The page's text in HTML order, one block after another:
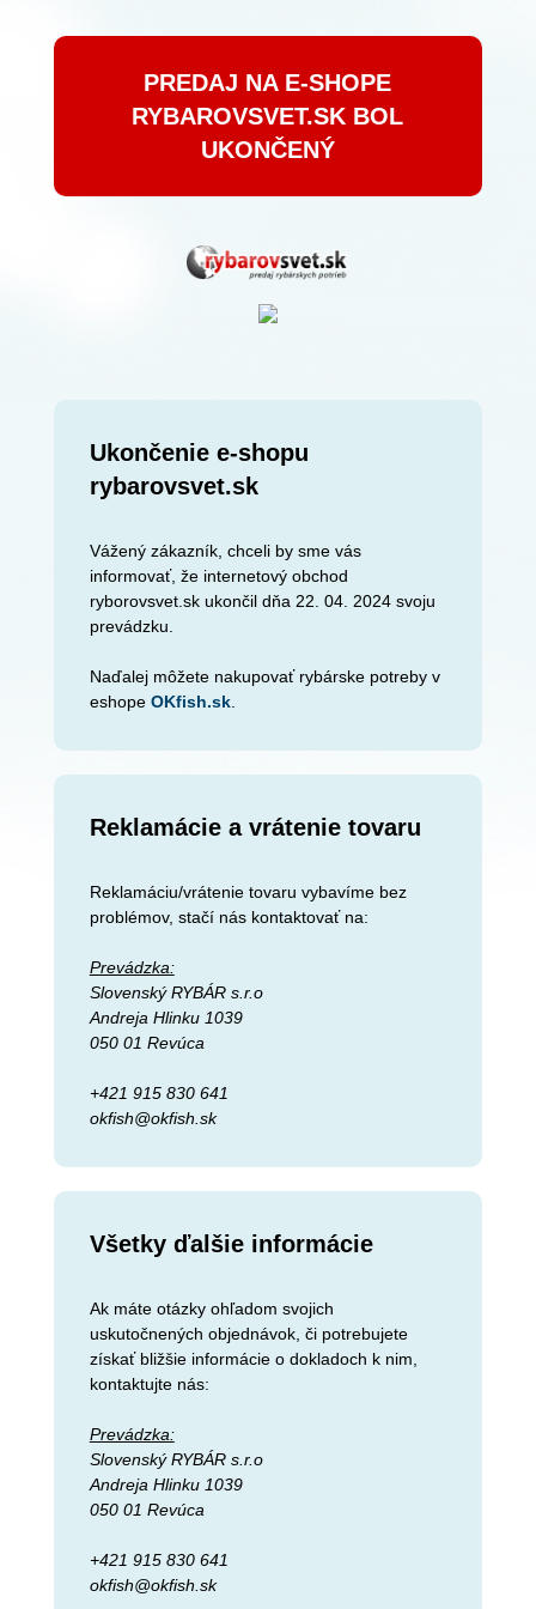
PREDAJ NA E-SHOPE
RYBAROVSVET.SK BOL
UKONČENÝ
Ukončenie e-shopu
rybarovsvet.sk
Vážený zákazník, chceli by sme vás
informovať, že internetový obchod
ryborovsvet.sk ukončil dňa 22. 04. 2024 svoju
prevádzku.
Naďalej môžete nakupovať rybárske potreby v
eshope OKfish.sk.
Reklamácie a vrátenie tovaru
Reklamáciu/vrátenie tovaru vybavíme bez
problémov, stačí nás kontaktovať na:
Prevádzka:
Slovenský RYBÁR s.r.o
Andreja Hlinku 1039
050 01 Revúca
+421 915 830 641
okfish@okfish.sk
Všetky ďalšie informácie
Ak máte otázky ohľadom svojich
uskutočnených objednávok, či potrebujete
získať bližšie informácie o dokladoch k nim,
kontaktujte nás:
Prevádzka:
Slovenský RYBÁR s.r.o
Andreja Hlinku 1039
050 01 Revúca
+421 915 830 641
okfish@okfish.sk